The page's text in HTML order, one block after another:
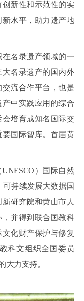
新性和示范性的实
水平，助力遗产地
名录遗产领域的一
大名录遗产的国内外
流合作平台，也是
产中实践应用的综合
培育成知名国际交
国际智库。首届黄
）国际自然
持续发展大数据国
研究院和黄山市人
并得到联合国教科
化财产保护与修复
科文组织全国委员
大力支持。